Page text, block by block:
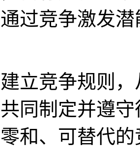
过竞争激发
竞争规则，
同制定并遵
和、可替代